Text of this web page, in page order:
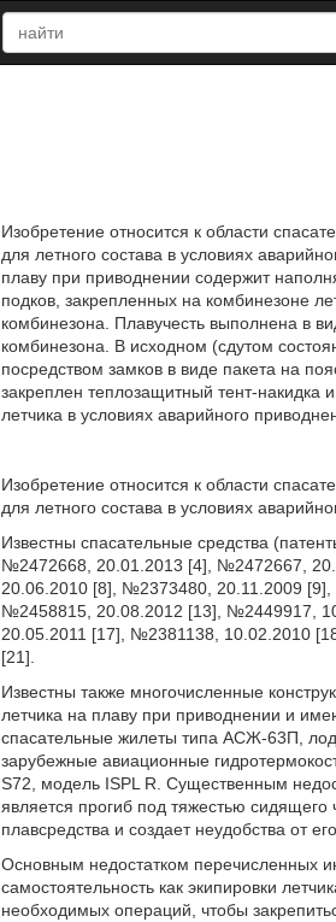
Изобретение относится к области
для летного состава в условиях
плаву при приводнении содержит
подков, закрепленных на комбинезоне
комбинезона. Плавучесть выполнена в
комбинезона. В исходном (сдутом
посредством замков в виде пакета на
закреплен теплозащитный тент-накидка
летчика в условиях аварийного
Изобретение относится к области
для летного состава в условиях
Известны спасательные средства
№2472668, 20.01.2013 [4], №2472667,
20.06.2010 [8], №2373480, 20.11.2009
№2458815, 20.08.2012 [13], №2449917,
20.05.2011 [17], №2381138, 10.02.2010
[21].
Известны также многочисленные
летчика на плаву при приводнении и
спасательные жилеты типа АСЖ-63П,
зарубежные авиационные
S72, модель ISPL R. Существенным
является прогиб под тяжестью
плавсредства и создает неудобства от
Основным недостатком перечисленных
самостоятельность как экипировки
необходимых операций, чтобы